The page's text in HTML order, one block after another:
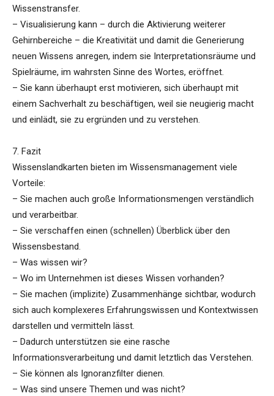
Wissenstransfer.
– Visualisierung kann – durch die Aktivierung weiterer
Gehirnbereiche – die Kreativität und damit die Generierung
neuen Wissens anregen, indem sie Interpretationsräume und
Spielräume, im wahrsten Sinne des Wortes, eröffnet.
– Sie kann überhaupt erst motivieren, sich überhaupt mit
einem Sachverhalt zu beschäftigen, weil sie neugierig macht
und einlädt, sie zu ergründen und zu verstehen.
7. Fazit
Wissenslandkarten bieten im Wissensmanagement viele
Vorteile:
– Sie machen auch große Informationsmengen verständlich
und verarbeitbar.
– Sie verschaffen einen (schnellen) Überblick über den
Wissensbestand.
– Was wissen wir?
– Wo im Unternehmen ist dieses Wissen vorhanden?
– Sie machen (implizite) Zusammenhänge sichtbar, wodurch
sich auch komplexeres Erfahrungswissen und Kontextwissen
darstellen und vermitteln lässt.
– Dadurch unterstützen sie eine rasche
Informationsverarbeitung und damit letztlich das Verstehen.
– Sie können als Ignoranzfilter dienen.
– Was sind unsere Themen und was nicht?